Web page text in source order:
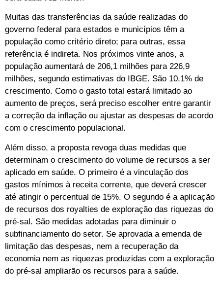
Muitas das transferências da saúde realizadas do
governo federal para estados e municípios têm a
população como critério direto; para outras, essa
referência é indireta. Nos próximos vinte anos, a
população aumentará de 206,1 milhões para 226,9
milhões, segundo estimativas do IBGE. São 10,1% de
crescimento. Como o gasto total estará limitado ao
aumento de preços, será preciso escolher entre garantir
a correção da inflação ou ajustar as despesas de acordo
com o crescimento populacional.
Além disso, a proposta revoga duas medidas que
determinam o crescimento do volume de recursos a ser
aplicado em saúde. O primeiro é a vinculação dos
gastos mínimos à receita corrente, que deverá crescer
até atingir o percentual de 15%. O segundo é a aplicação
de recursos dos royalties de exploração das riquezas do
pré-sal. São medidas adotadas para diminuir o
subfinanciamento do setor. Se aprovada a emenda de
limitação das despesas, nem a recuperação da
economia nem as riquezas produzidas com a exploração
do pré-sal ampliarão os recursos para a saúde.